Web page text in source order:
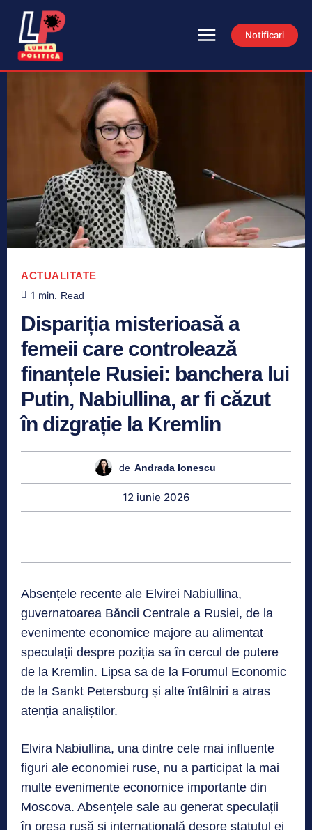
Notificari
ACTUALITATE
1 min. Read
Dispariția misterioasă a
femeii care controlează
finanțele Rusiei: banchera lui
Putin, Nabiullina, ar fi căzut
în dizgrație la Kremlin
de Andrada Ionescu
12 iunie 2026
Absențele recente ale Elvirei Nabiullina,
guvernatoarea Băncii Centrale a Rusiei, de la
evenimente economice majore au alimentat
speculații despre poziția sa în cercul de putere
de la Kremlin. Lipsa sa de la Forumul Economic
de la Sankt Petersburg și alte întâlniri a atras
atenția analiștilor.
Elvira Nabiullina, una dintre cele mai influente
figuri ale economiei ruse, nu a participat la mai
multe evenimente economice importante din
Moscova. Absențele sale au generat speculații
în presa rusă și internațională despre statutul ei